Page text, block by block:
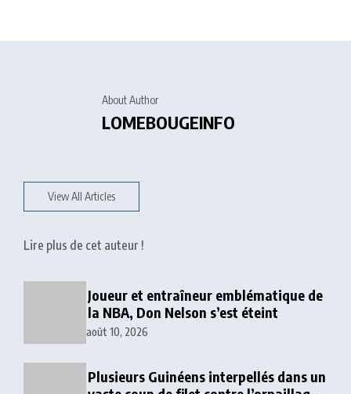
About Author
LOMEBOUGEINFO
View All Articles
Lire plus de cet auteur !
Joueur et entraîneur emblématique de
la NBA, Don Nelson s’est éteint
août 10, 2026
Plusieurs Guinéens interpellés dans un